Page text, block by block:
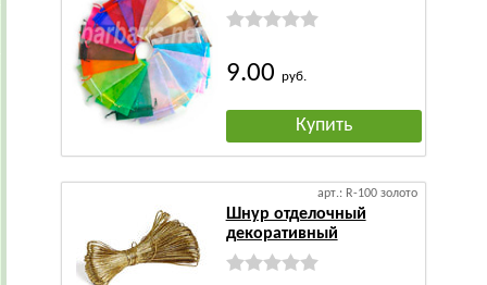
9.00 руб.
Купить
арт.: R-100 золото
Шнур отделочный
декоративный